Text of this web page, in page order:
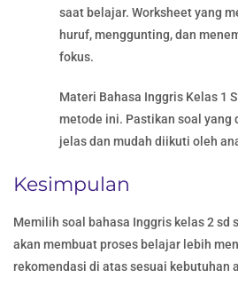
saat belajar. Worksheet yang
huruf, menggunting, dan
fokus.
Materi Bahasa Inggris Kelas 1
metode ini. Pastikan soal
jelas dan mudah diikuti oleh
Kesimpulan
Memilih soal bahasa Inggris kelas 2 sd
akan membuat proses belajar lebih
rekomendasi di atas sesuai kebutuhan